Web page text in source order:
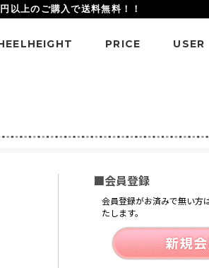
以上のご購入で送料無料！！
PRICE USER
■会員登録
会員登録がお済みで無い方
たします。